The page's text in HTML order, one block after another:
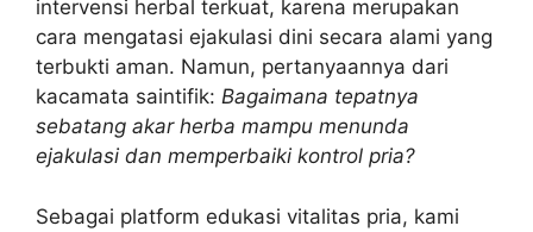
intervensi herbal terkuat, karena merupakan
cara mengatasi ejakulasi dini secara alami yang
terbukti aman. Namun, pertanyaannya dari
kacamata saintifik: Bagaimana tepatnya
sebatang akar herba mampu menunda
ejakulasi dan memperbaiki kontrol pria?
Sebagai platform edukasi vitalitas pria, kami